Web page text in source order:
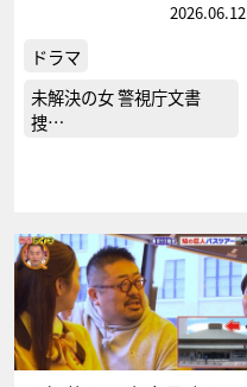
2026.06.12
ドラマ
未解決の女 警視庁文書
捜…